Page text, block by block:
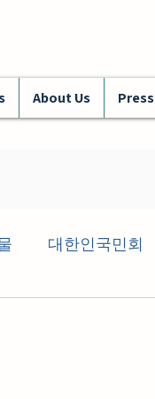
About Us Press
대한인국민회